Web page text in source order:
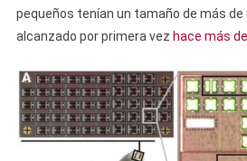
pequeños tenían un tamaño de más de
alcanzado por primera vez hace más